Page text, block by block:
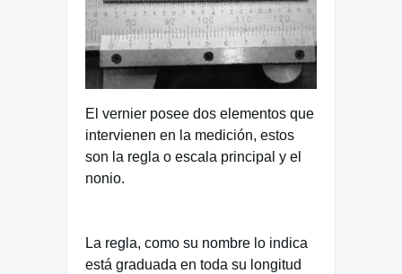
El vernier posee dos elementos que
intervienen en la medición, estos
son la regla o escala principal y el
nonio.
La regla, como su nombre lo indica
está graduada en toda su longitud